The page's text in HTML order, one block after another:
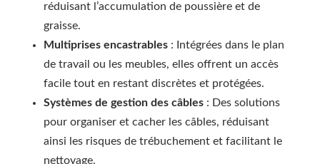
réduisant l’accumulation de poussière et de
graisse.
Multiprises encastrables : Intégrées dans le plan
de travail ou les meubles, elles offrent un accès
facile tout en restant discrètes et protégées.
Systèmes de gestion des câbles : Des solutions
pour organiser et cacher les câbles, réduisant
ainsi les risques de trébuchement et facilitant le
nettoyage.